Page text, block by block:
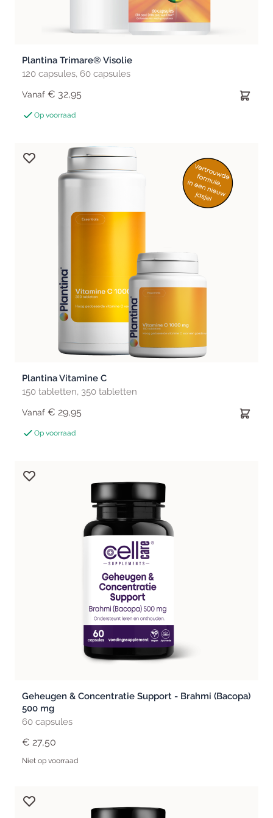
Plantina Trimare® Visolie
120 capsules, 60 capsules
Vanaf € 32,95
Op voorraad
Plantina Vitamine C
150 tabletten, 350 tabletten
Vanaf € 29,95
Op voorraad
Geheugen & Concentratie Support - Brahmi (Bacopa)
500 mg
60 capsules
€ 27,50
Niet op voorraad